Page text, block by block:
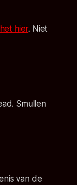
hier. Niet
. Smullen
van de